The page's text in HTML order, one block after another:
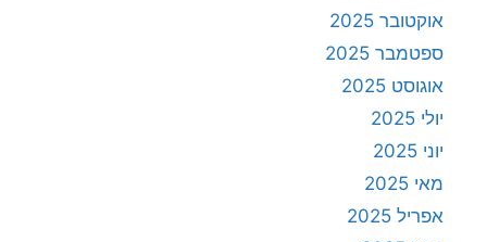
אוקטובר 2025
ספטמבר 2025
אוגוסט 2025
יולי 2025
יוני 2025
מאי 2025
אפריל 2025